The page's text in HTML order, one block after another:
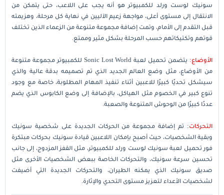
سونيك لوست ورلد للكمبيوتر هو أنه يجب على اللاعب، حتى يتمكن من
الانتقال إلى مستوى أعلى، مواجهة زعيم الآليين في نهاية كل مرحلة، وهزيمته
قبل التقدم إلى الأمام، وتمت إضافة مجموعة متنوعة من الزعماء الذين تختلف
قوتهم وتكتيكاتهم حسب المرحلة بشكل مثير وممتع.
الأوضاع:
يتضمن تحميل لعبة Sonic Lost World للكمبيوتر مجموعة متنوعة
من الأوضاع، مثل وضع العالم الجديد الذي تم تصميمه بدقة عالية والذي
سيشكل تحديًا كبيرًا للاعبين أثناء تنفيذ المهام المطلوبة، خاصة مع وجود
تنوع كبير في الخصوم مثل الهياكل، بالإضافة إلى وضع الكابوس الذي يضم
عددًا كبيرًا من الوحوش المتنوعة والصعبة.
التحركات: تم إضافة مجموعة من الحركات الجديدة على شخصية سونيك
وبقية الشخصيات، حيث أصبح بإمكان اللاعبين قيادة سونيك بحركات مبتكرة
فور تحميل لعبة سونيك لوست ورلد للكمبيوتر، مثل القفز المزدوج، إلى جانب
تحسين سرعة سونيك، والتحركات الخاصة ببعض الشخصيات الأخرى مثل
صديق سونيك الذي يمكنه الطيران، والتحركات الجديدة التي أضيفت
لشخصيات الأعداء لتعزيز مستوى التحدي والإثارة.